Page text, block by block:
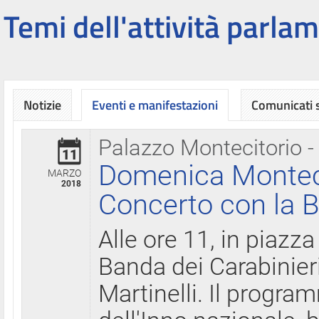
Temi dell'attività
Notizie Eventi e manifestazioni
Palazzo Montecitorio
11
MARZO
2018
Domenica
Concerto con la
Alle ore 11, in
Banda dei
Martinelli. Il
Comunicati